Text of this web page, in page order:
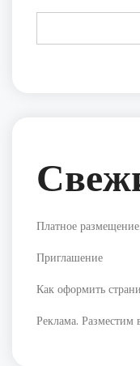
Платное
Приглашение
Как оформить
Реклама. Разместим